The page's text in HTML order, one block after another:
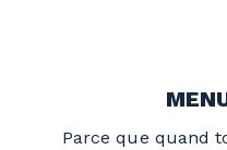
Parce que quand